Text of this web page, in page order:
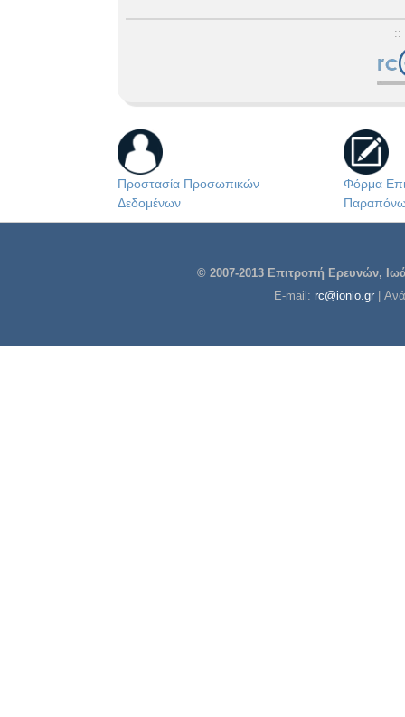
::
Προστασία Προσωπικών
Δεδομένων
Φόρμα
© 2007-2013 Επιτροπή Ερευνών,
E-mail: rc@ionio.gr|